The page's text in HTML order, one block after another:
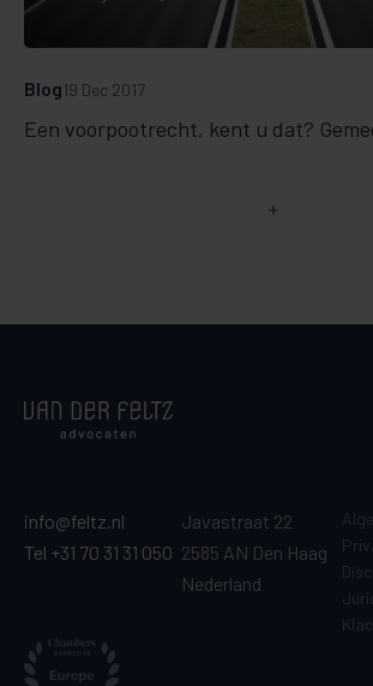
Een voorpootrecht, kent u dat?
Blog19 Dec 2017
info@feltz.nl
Tel +31 70 31 31 050
Javastraat 22
2585 AN Den Haag
Nederland